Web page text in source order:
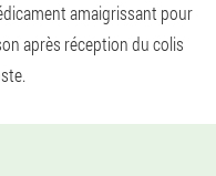
amaigrissant pour
après réception du colis